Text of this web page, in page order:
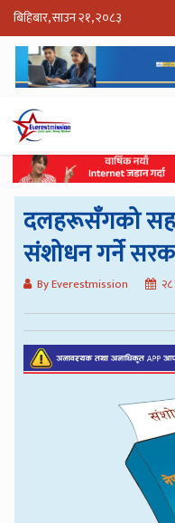
बिहिबार, साउन २१, २०८३
दलहरूसँगको
संशोधन गर्ने
By Everestmission